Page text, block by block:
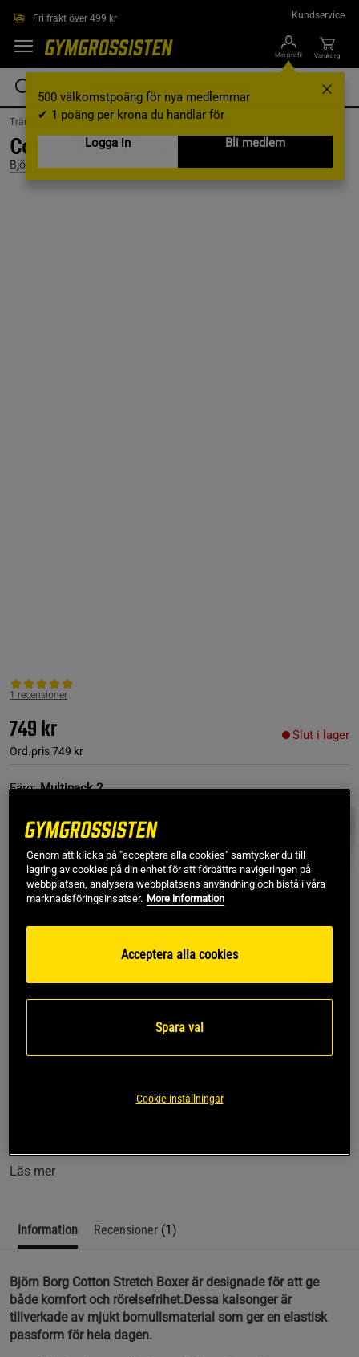
Fri frakt över 499 kr Kundservice
Min profil
500 välkomstpoäng för nya medlemmar
✔ 1 poäng per krona du handlar för
Logga in
Bli medlem
Varukorg
Träningskläder / Träningskläder Herr /Underkläder
Cotton Stretch Boxer 5p, Multipack, L
Björn Borg
1 recensioner
749 kr
Ord.pris749 kr
Slut i lager
Färg: Multipack 2
L- Slut i lager
Produkt slut - notifiera mig via e-post
Denna produkt är tillfälligt slut i lager. Få en notifikation
SKU #10004237_MP002R | EAN7321465653710
Läs mer
Information Recensioner (1)
Björn Borg Cotton Stretch Boxer är designade för att ge
både komfort och rörelsefrihet.Dessa kalsonger är
tillverkade av mjukt bomullsmaterial som ger en elastisk
passform för hela dagen.
Genom att klicka på "acceptera alla cookies" samtycker du till
lagring av cookies på din enhet för att förbättra navigeringen på
webbplatsen, analysera webbplatsens användning och bistå i våra
marknadsföringsinsatser. More information
Acceptera alla cookies
Spara val
Cookie-inställningar